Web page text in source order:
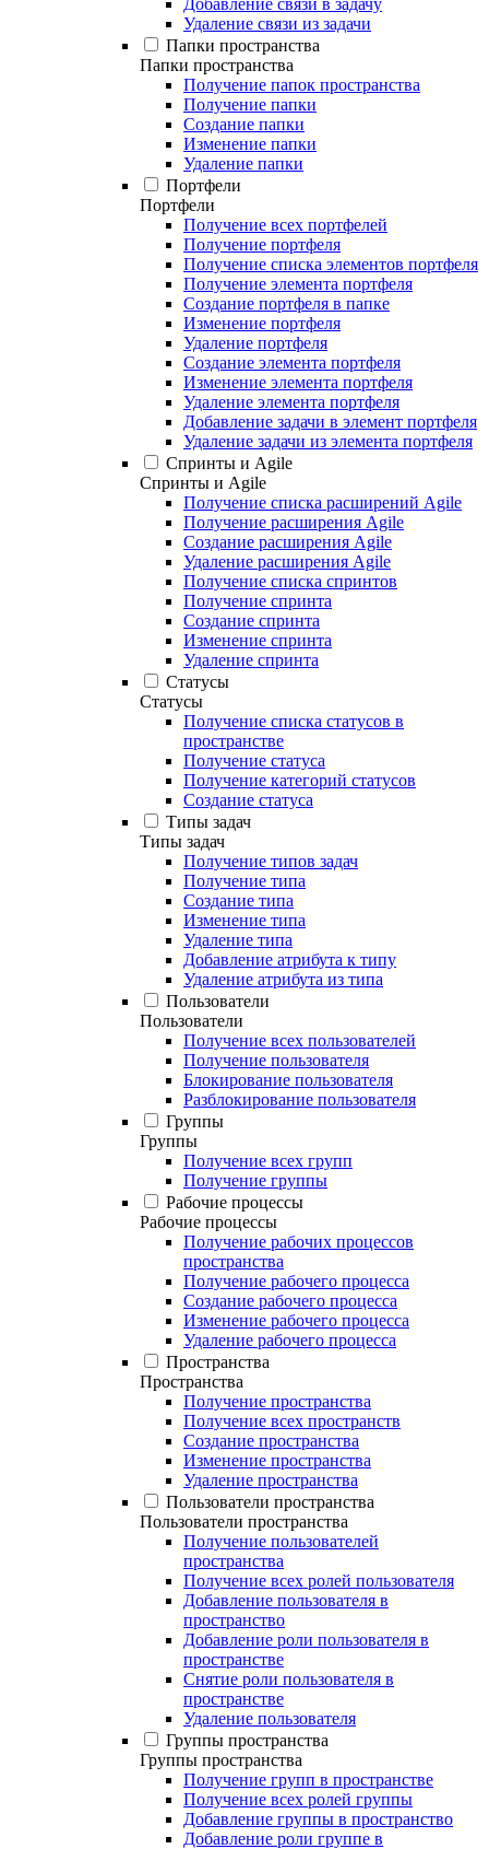
Добавление связи в задачу
Удаление связи из задачи
Папки пространства
Папки пространства
Получение папок пространства
Получение папки
Создание папки
Изменение папки
Удаление папки
Портфели
Портфели
Получение всех портфелей
Получение портфеля
Получение списка элементов портфеля
Получение элемента портфеля
Создание портфеля в папке
Изменение портфеля
Удаление портфеля
Создание элемента портфеля
Изменение элемента портфеля
Удаление элемента портфеля
Добавление задачи в элемент портфеля
Удаление задачи из элемента портфеля
Спринты и Agile
Спринты и Agile
Получение списка расширений Agile
Получение расширения Agile
Создание расширения Agile
Удаление расширения Agile
Получение списка спринтов
Получение спринта
Создание спринта
Изменение спринта
Удаление спринта
Статусы
Статусы
Получение списка статусов в
пространстве
Получение статуса
Получение категорий статусов
Создание статуса
Типы задач
Типы задач
Получение типов задач
Получение типа
Создание типа
Изменение типа
Удаление типа
Добавление атрибута к типу
Удаление атрибута из типа
Пользователи
Пользователи
Получение всех пользователей
Получение пользователя
Блокирование пользователя
Разблокирование пользователя
Группы
Группы
Получение всех групп
Получение группы
Рабочие процессы
Рабочие процессы
Получение рабочих процессов
пространства
Получение рабочего процесса
Создание рабочего процесса
Изменение рабочего процесса
Удаление рабочего процесса
Пространства
Пространства
Получение пространства
Получение всех пространств
Создание пространства
Изменение пространства
Удаление пространства
Пользователи пространства
Пользователи пространства
Получение пользователей
пространства
Получение всех ролей пользователя
Добавление пользователя в
пространство
Добавление роли пользователя в
пространстве
Снятие роли пользователя в
пространстве
Удаление пользователя
Группы пространства
Группы пространства
Получение групп в пространстве
Получение всех ролей группы
Добавление группы в пространство
Добавление роли группе в